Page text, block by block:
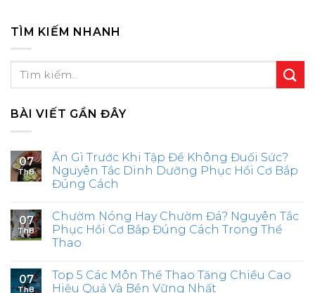
TÌM KIẾM NHANH
BÀI VIẾT GẦN ĐÂY
07
Th8
Ăn Gì Trước Khi Tập Để Không Đuối Sức?
Nguyên Tắc Dinh Dưỡng Phục Hồi Cơ Bắp
Đúng Cách
07
Th8
Chườm Nóng Hay Chườm Đá? Nguyên Tắc
Phục Hồi Cơ Bắp Đúng Cách Trong Thể
Thao
07
Th8
Top 5 Các Môn Thể Thao Tăng Chiều Cao
Hiệu Quả Và Bền Vững Nhất